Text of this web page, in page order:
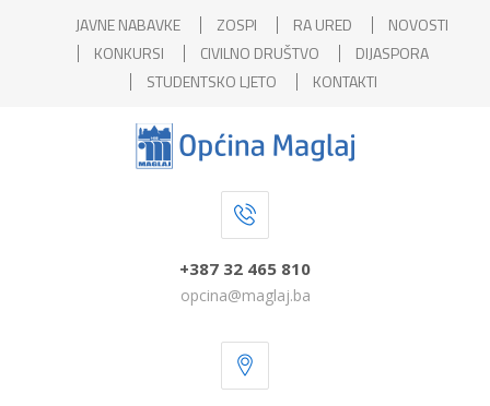
JAVNE NABAVKE ZOSPI RA URED
NOVOSTI
KONKURSI
CIVILNO DRUŠTVO
DIJASPORA
STUDENTSKO LJETO
KONTAKTI
+387 32 465 810
opcina@maglaj.ba